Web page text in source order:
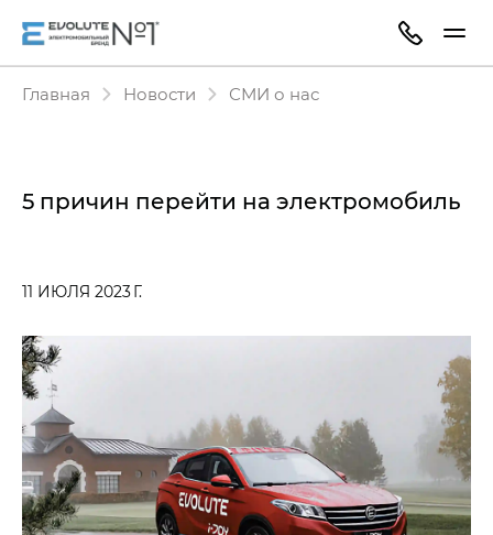
Главная Новости СМИ о нас
5 причин перейти на электромобиль
11 ИЮЛЯ 2023 Г.